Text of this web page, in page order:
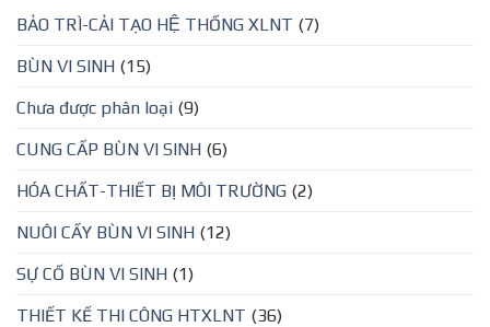
BẢO TRÌ-CẢI TẠO HỆ THỐNG XLNT (7)
BÙN VI SINH (15)
Chưa được phân loại (9)
CUNG CẤP BÙN VI SINH (6)
HÓA CHẤT-THIẾT BỊ MÔI TRƯỜNG (2)
NUÔI CẤY BÙN VI SINH (12)
SỰ CỐ BÙN VI SINH (1)
THIẾT KẾ THI CÔNG HTXLNT (36)